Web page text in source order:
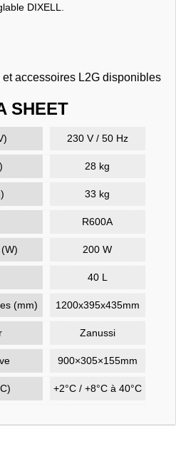
DIXELL.
accessoires L2G disponibles
SHEET
230 V / 50 Hz
28 kg
33 kg
R600A
200 W
40 L
(mm) 1200x395x435mm
Zanussi
900×305×155mm
+2°C / +8°C à 40°C